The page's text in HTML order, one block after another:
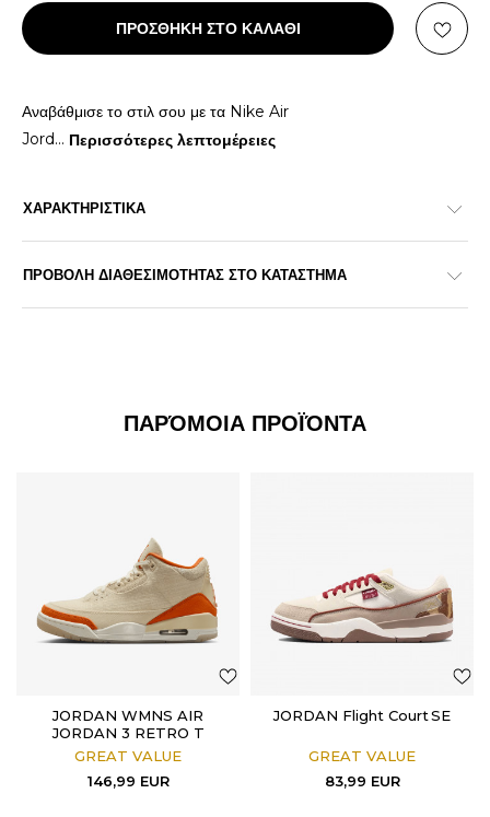
ΠΡΟΣΘΗΚΗ ΣΤΟ ΚΑΛΑΘΙ
Αναβάθμισε το στιλ σου με τα Nike Air
Jord... Περισσότερες λεπτομέρειες
ΧΑΡΑΚΤΗΡΙΣΤΙΚΑ
ΠΡΟΒΟΛΗ ΔΙΑΘΕΣΙΜΟΤΗΤΑΣ ΣΤΟ ΚΑΤΑΣΤΗΜΑ
ΠΑΡΌΜΟΙΑ ΠΡΟΪΌΝΤΑ
JORDAN WMNS AIR
JORDAN 3 RETRO T
GREAT VALUE
146,99 EUR
JORDAN Flight Court SE
GREAT VALUE
83,99 EUR